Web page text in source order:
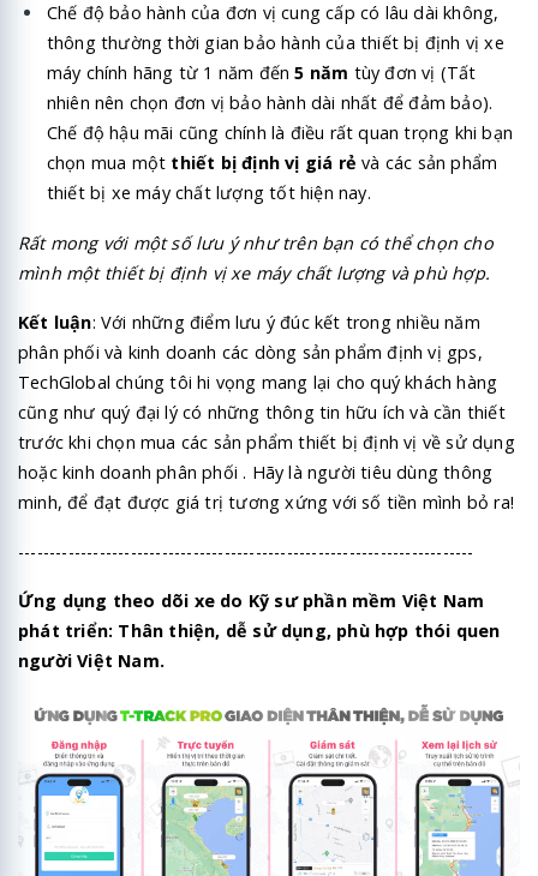
Chế độ bảo hành của đơn vị cung cấp có lâu dài không,
thông thường thời gian bảo hành của thiết bị định vị xe
máy chính hãng từ 1 năm đến5 năm tùy đơn vị (Tất
nhiên nên chọn đơn vị bảo hành dài nhất để đảm bảo).
Chế độ hậu mãi cũng chính là điều rất quan trọng khi bạn
chọn mua một thiết bị định vị giá rẻ và các sản phẩm
thiết bị xe máy chất lượng tốt hiện nay.
Rất mong với một số lưu ý như trên bạn có thể chọn cho
mình một thiết bị định vị xe máy chất lượng và phù hợp.
Kết luận: Với những điểm lưu ý đúc kết trong nhiều năm
phân phối và kinh doanh các dòng sản phẩm định vị gps,
TechGlobal chúng tôi hi vọng mang lại cho quý khách hàng
cũng như quý đại lý có những thông tin hữu ích và cần thiết
trước khi chọn mua các sản phẩm thiết bị định vị về sử dụng
hoặc kinh doanh phân phối . Hãy là người tiêu dùng thông
minh, để đạt được giá trị tương xứng với số tiền mình bỏ ra!
-------------------------------------------------------------------------
Ứng dụng theo dõi xe do Kỹ sư phần mềm Việt Nam
phát triển: Thân thiện, dễ sử dụng, phù hợp thói quen
người Việt Nam.